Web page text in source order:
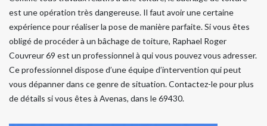
est une opération très dangereuse. Il faut avoir une certaine
expérience pour réaliser la pose de manière parfaite. Si vous êtes
obligé de procéder à un bâchage de toiture, Raphael Roger
Couvreur 69 est un professionnel à qui vous pouvez vous adresser.
Ce professionnel dispose d’une équipe d’intervention qui peut
vous dépanner dans ce genre de situation. Contactez-le pour plus
de détails si vous êtes à Avenas, dans le 69430.